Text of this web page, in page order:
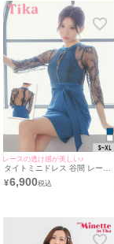
レースの透け感が美しい♪
タイトミニドレス 谷間 レース
大人 背中見せ ハイネック スト
レッチ 袖あり 七分袖 ウエスト
¥6,900